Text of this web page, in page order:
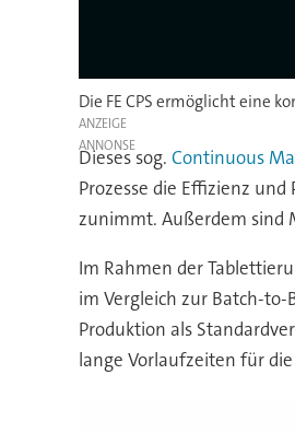
Die FE CPS ermöglicht eine
ANZEIGE
Dieses sog. Continuous
Prozesse die Effizienz
zunimmt. Außerdem sind
Im Rahmen der
im Vergleich zur Batch-
Produktion als
lange Vorlaufzeiten für